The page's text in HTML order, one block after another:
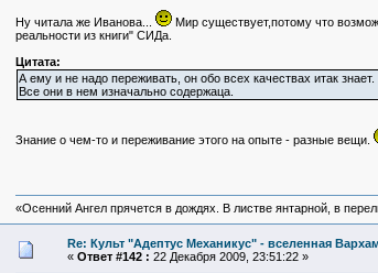
Ну читала же Иванова... Мир существует,потому что
реальности из книги" СИДа.
Цитата:
А ему и не надо переживать, он обо всех качествах итак знает.
Все они в нем изначально содержаца.
Знание о чем-то и переживание этого на опыте - разные вещи.
«Осенний Ангел прячется в дождях. В листве янтарной, в
Re: Культ "Адептус Механикус" - вселенная
« Ответ #142 : 22 Декабря 2009, 23:51:22 »